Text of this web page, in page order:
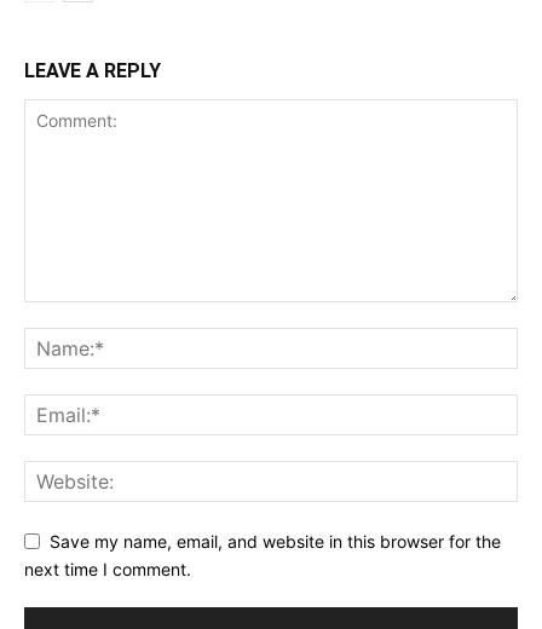
LEAVE A REPLY
Save my name, email, and website in this browser for the
next time I comment.